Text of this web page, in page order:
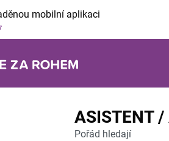
mobilní aplikaci
ASISTENT
Pořád hledají